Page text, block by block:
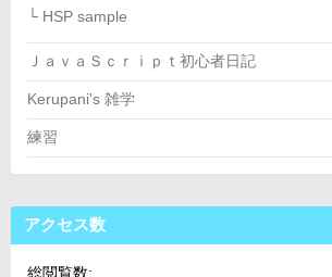
└ HSP sample
ＪａｖａＳｃｒｉｐｔ初心者日記
Kerupani's 雑学
練習
アクセス数
総閲覧数: